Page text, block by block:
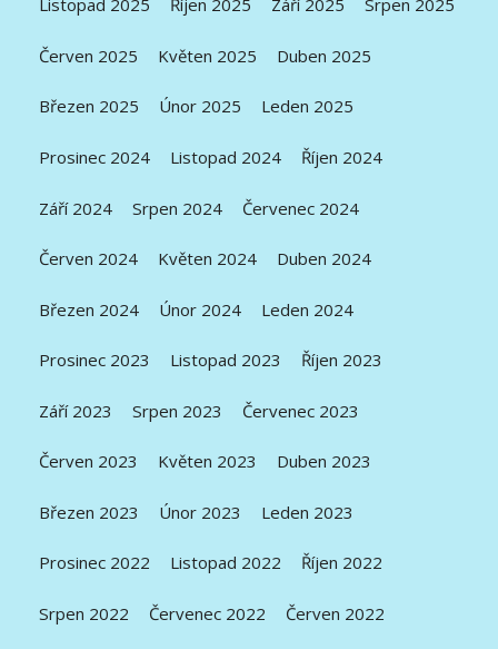
Listopad 2025 Říjen 2025 Září 2025 Srpen 2025
Červen 2025 Květen 2025 Duben 2025
Březen 2025 Únor 2025 Leden 2025
Prosinec 2024 Listopad 2024 Říjen 2024
Září 2024 Srpen 2024 Červenec 2024
Červen 2024 Květen 2024 Duben 2024
Březen 2024 Únor 2024 Leden 2024
Prosinec 2023 Listopad 2023 Říjen 2023
Září 2023 Srpen 2023 Červenec 2023
Červen 2023 Květen 2023 Duben 2023
Březen 2023 Únor 2023 Leden 2023
Prosinec 2022 Listopad 2022 Říjen 2022
Srpen 2022 Červenec 2022 Červen 2022